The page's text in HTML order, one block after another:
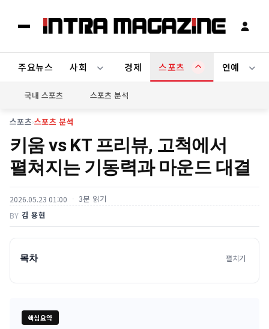
주요뉴스 사회 경제 스포츠 연예
국내 스포츠 스포츠 분석
스포츠›스포츠 분석
키움 vs KT 프리뷰, 고척에서
펼쳐지는 기동력과 마운드 대결
2026.05.23 01:00 3분 읽기
BY 김 용현
목차 펼치기
핵심요약